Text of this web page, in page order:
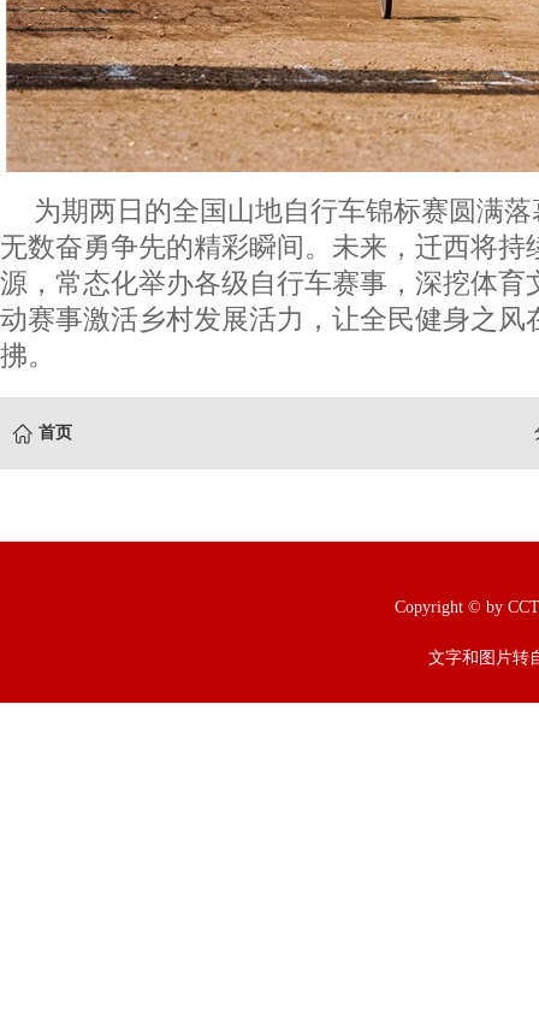
为期两日的全国山地自行车锦标赛圆满
无数奋勇争先的精彩瞬间。未来，迁西将持
源，常态化举办各级自行车赛事，深挖体育
动赛事激活乡村发展活力，让全民健身之风
拂。
首页
Copyright © by
文字和图片转